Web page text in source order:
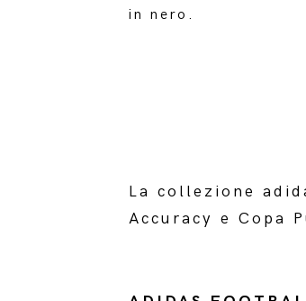
in nero.
La collezione
Accuracy e Copa